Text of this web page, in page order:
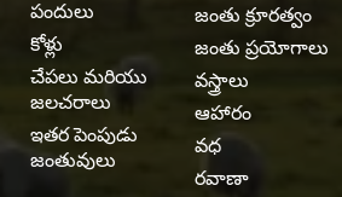
పందులు
కోళ్లు
చేపలు మరియు
జలచరాలు
ఇతర పెంపుడు
జంతువులు
జంతు క్రూరత్వం
జంతు ప్రయోగాలు
వస్త్రాలు
ఆహారం
వధ
రవాణా